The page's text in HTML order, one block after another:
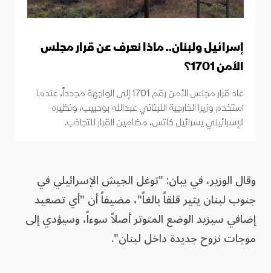
إسرائيل ولبنان.. ماذا نعرف عن قرار مجلس
الأمن 1701؟
عاد قرار مجلس الأمن رقم 1701 إلى الواجهة مجدداً، عندما
استخدم وزيرا الخارجية اللبناني عبدالله بوحبيب، ونظيره
الإسرائيلي يسرائيل كاتس، مضامين القرار للتجاذب.
وقال الوزير، ​في بيان: "توغل ‌الجيش الإسرائيلي في ​
جنوب ⁠لبنان يثير قلقاً ​بالغاً"، ⁠مضيفاً ‌أن "أي تصعيد
إضافي سيزيد الوضع المتوتر أصلاً سوءاً، وسيؤدي إلى
موجات ​نزوح جديدة داخل لبنان".